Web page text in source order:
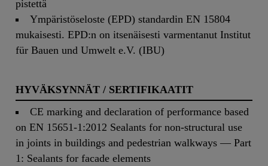
pistettä
Ympäristöseloste (EPD) standardin EN 15804
mukaisesti. EPD:n on itsenäisesti varmentanut Institut
für Bauen und Umwelt e.V. (IBU)
HYVÄKSYNNÄT / SERTIFIKAATIT
CE marking and declaration of performance based
on EN 15651-1:2012 Sealants for non-structural use
in joints in buildings and pedestrian walkways — Part
1: Sealants for facade elements